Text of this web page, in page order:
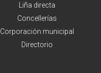
Liña directa
Concellerías
Corporación municipal
Directorio